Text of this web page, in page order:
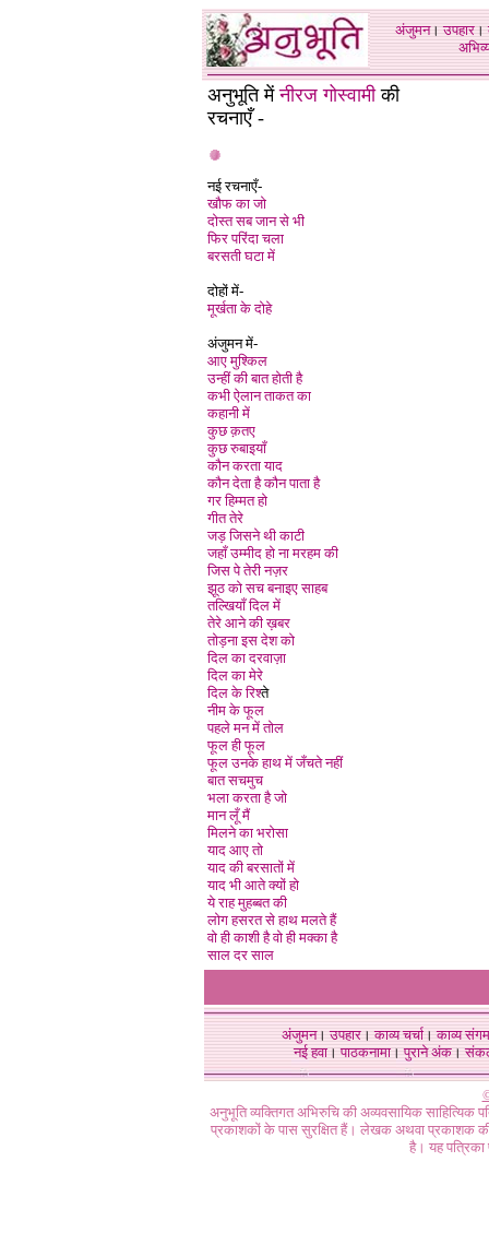
अंजुमन।उपहार।
अनुभूति मेंनीरज गोस्वामीकी
रचनाएँ -
नई रचनाएँ-
खौफ का जो
दोस्त सब जान से भी
फिर परिंदा चला
बरसती घटा में
दोहों में-
मूर्खता के दोहे
अंजुमन में-
आए मुश्किल
उन्हीं की बात होती है
कभी ऐलान ताकत का
कहानी में
कुछ क़तए
कुछ रुबाइयाँ
कौन करता याद
कौन देता है कौन पाता है
गर हिम्मत हो
गीत तेरे
जड़ जिसने थी काटी
जहाँ उम्मीद हो ना मरहम की
जिस पे तेरी नज़र
झूठ को सच बनाइए साहब
तल्खियाँ दिल मे
तेरे आने की ख़बर
तोड़ना इस देश को
दिल का दरवाज़ा
दिल का मेरे
दिल के रिश्ते
नीम के फूल
पहले मन में तोल
फूल ही फूल
फूल उनके हाथ में जँचते नही
बात सचमुच
भला करता है जो
मान लूँ मै
मिलने का भरोसा
याद आए तो
याद की बरसातों में
याद भी आते क्यों हो
ये राह मुहब्बत की
लोग हसरत से हाथ मलते हैं
वो ही काशी है वो ही मक्का है
साल दर साल
अंजुमन।उपहार।काव्य चर्चा।काव्य संगम
नई हवा। पाठकनामा। पुराने अंक।
अनुभूति व्यक्तिगत अभिरुचि की अव्यवसायिक
प्रकाशकों के पास सुरक्षित हैं। लेखक अथवा प्रकाशक की
है। यह पत्रिका